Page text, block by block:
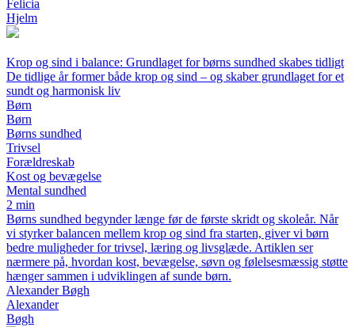
Felicia
Hjelm
Krop og sind i balance: Grundlaget for børns sundhed skabes tidligt
De tidlige år former både krop og sind – og skaber grundlaget for et
sundt og harmonisk liv
Børn
Børn
Børns sundhed
Trivsel
Forældreskab
Kost og bevægelse
Mental sundhed
2 min
Børns sundhed begynder længe før de første skridt og skoleår. Når
vi styrker balancen mellem krop og sind fra starten, giver vi børn
bedre muligheder for trivsel, læring og livsglæde. Artiklen ser
nærmere på, hvordan kost, bevægelse, søvn og følelsesmæssig støtte
hænger sammen i udviklingen af sunde børn.
Alexander Bøgh
Alexander
Bøgh